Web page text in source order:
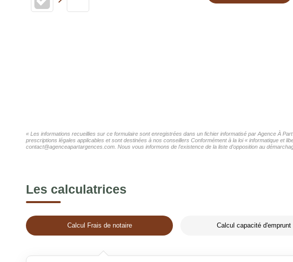
« Les informations recueillies sur ce formulaire sont enregistrées dans un fichier informatisé par Agence À
prescriptions légales applicables et sont destinées à nos conseillers Conformément à la loi « informatique
contact@agenceapartargences.com. Nous vous informons de l'existence de la liste d'opposition au
Les calculatrices
Calcul Frais de notaire Calcul capacité d'emprunt